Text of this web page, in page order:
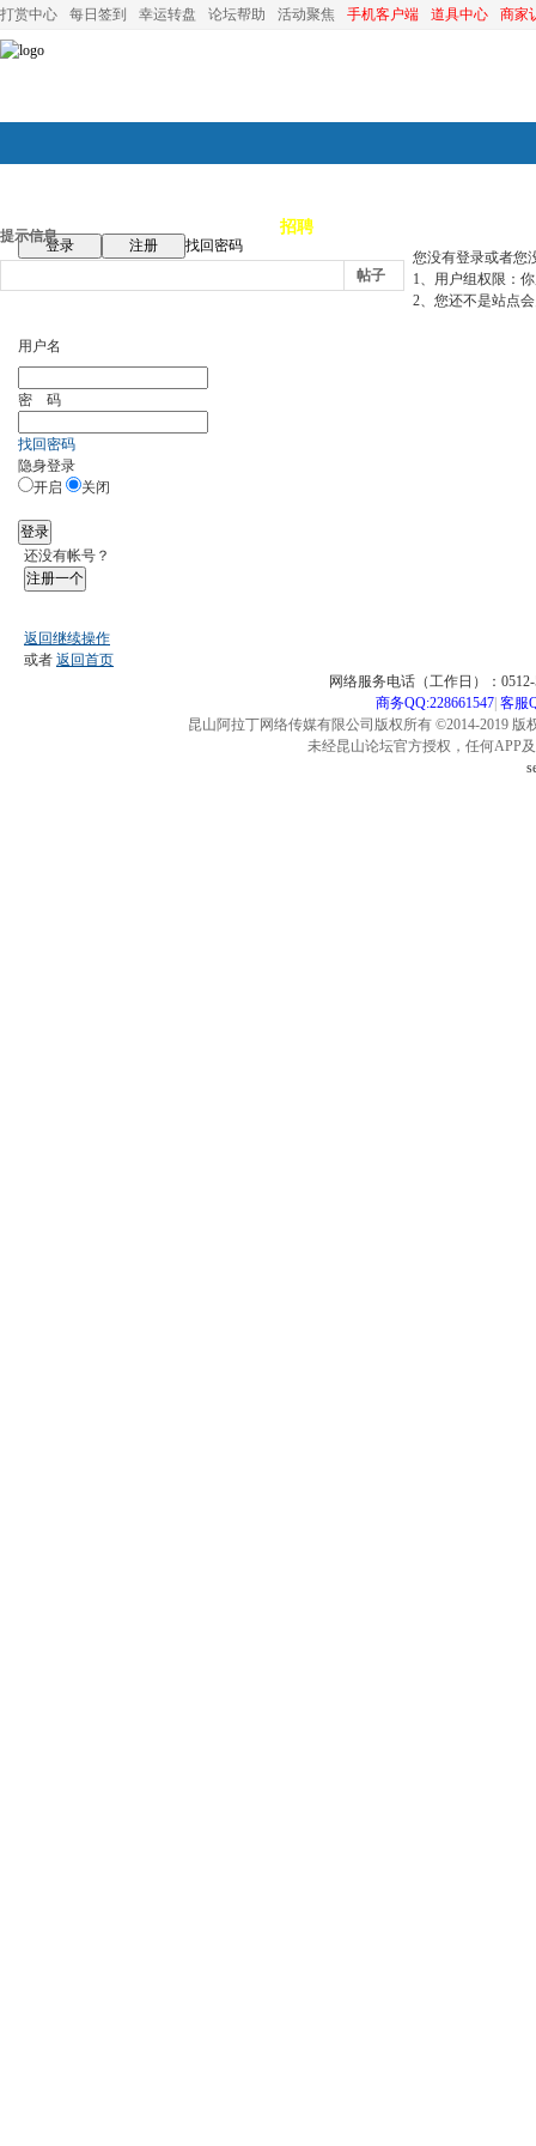
打赏中心 每日签到 幸运转盘 论坛帮助 活动聚焦 手机客户端 道具中心 商家
论坛首页 招聘
登录 注册
找回密码
帖子
提示信息
您没有登录或者您
1、用户组权限：
2、您还不是站点
用户名
密 码
找回密码
隐身登录
开启
关闭
登录
还没有帐号？
注册一个
返回继续操作
或者 返回首页
网络服务电话（工作日）：
商务QQ:228661547| 客服
昆山阿拉丁网络传媒有限公司版权所有 ©2014-2019
未经昆山论坛官方授权，任何APP